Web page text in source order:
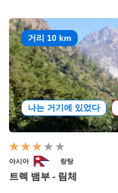
거리 10 km
나는 거기에 있었다
아시아 랑탕
트렉 뱀부 - 림체